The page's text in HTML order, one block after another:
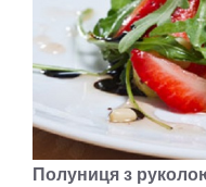
Полуниця з